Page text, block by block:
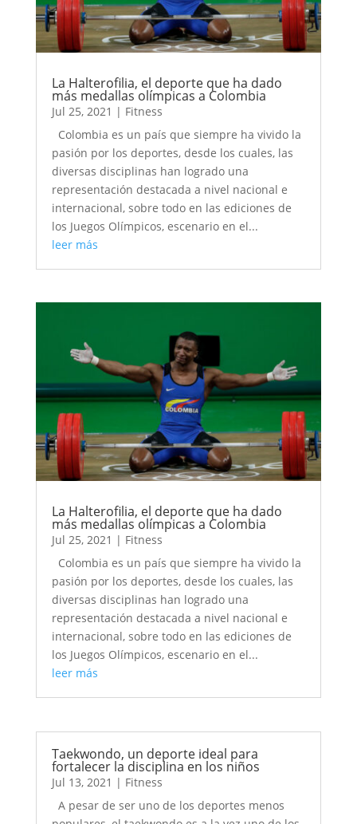
La Halterofilia, el deporte que ha dado
más medallas olímpicas a Colombia
Jul 25, 2021 | Fitness
Colombia es un país que siempre ha vivido la
pasión por los deportes, desde los cuales, las
diversas disciplinas han logrado una
representación destacada a nivel nacional e
internacional, sobre todo en las ediciones de
los Juegos Olímpicos, escenario en el...
leer más
La Halterofilia, el deporte que ha dado
más medallas olímpicas a Colombia
Jul 25, 2021 | Fitness
Colombia es un país que siempre ha vivido la
pasión por los deportes, desde los cuales, las
diversas disciplinas han logrado una
representación destacada a nivel nacional e
internacional, sobre todo en las ediciones de
los Juegos Olímpicos, escenario en el...
leer más
Taekwondo, un deporte ideal para
fortalecer la disciplina en los niños
Jul 13, 2021 | Fitness
A pesar de ser uno de los deportes menos